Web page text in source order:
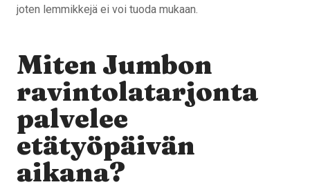
joten lemmikkejä ei voi tuoda mukaan.
Miten Jumbon
ravintolatarjonta
palvelee
etätyöpäivän
aikana?